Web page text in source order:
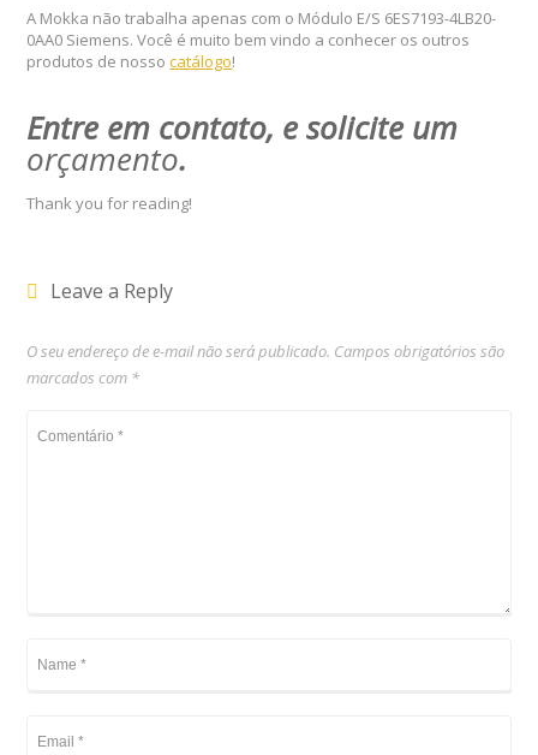
A Mokka não trabalha apenas com o Módulo E/S 6ES7193-4LB20-
0AA0 Siemens. Você é muito bem vindo a conhecer os outros
produtos de nossocatálogo!
Entre em contato, e solicite um
orçamento.
Thank you for reading!
Leave a Reply
O seu endereço de e-mail não será publicado. Campos obrigatórios são
marcados com *